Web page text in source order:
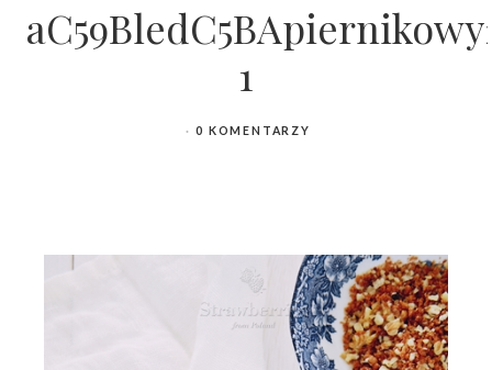
1
0 KOMENTARZY